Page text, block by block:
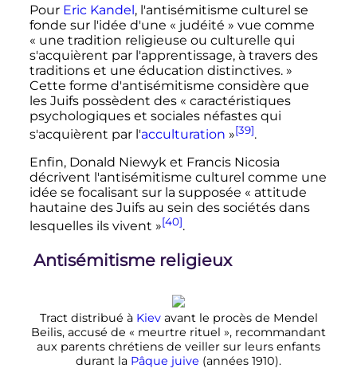
Pour Eric Kandel, l'antisémitisme culturel se
fonde sur l'idée d'une « judéité » vue comme
« une tradition religieuse ou culturelle qui
s'acquièrent par l'apprentissage, à travers des
traditions et une éducation distinctives. »
Cette forme d'antisémitisme considère que
les Juifs possèdent des « caractéristiques
psychologiques et sociales néfastes qui
s'acquièrent par l'acculturation »[39].
Enfin, Donald Niewyk et Francis Nicosia
décrivent l'antisémitisme culturel comme une
idée se focalisant sur la supposée « attitude
hautaine des Juifs au sein des sociétés dans
lesquelles ils vivent »[40].
Antisémitisme religieux
Tract distribué à Kievavant le procès de Mendel
Beilis, accusé de « meurtre rituel », recommandant
aux parents chrétiens de veiller sur leurs enfants
durant la Pâque juive (années 1910).